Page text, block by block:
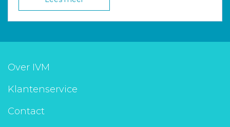
Over IVM
Klantenservice
Contact